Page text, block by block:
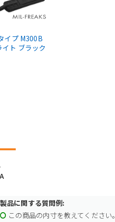
イプ M300B
ト ブラック
製品に関する質問例:
この商品の内寸を教えてください。